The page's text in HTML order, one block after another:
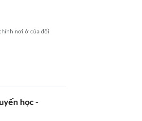
nơi ở của đối
học -